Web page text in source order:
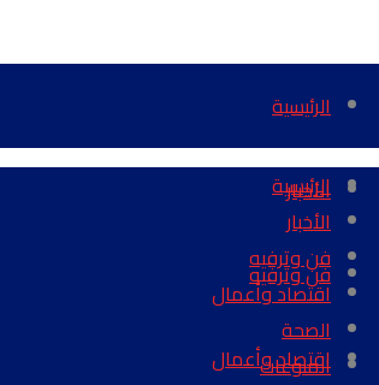
الرئيسية
الأخبار
فن وترفيه
اقتصاد وأعمال
الرئيسية
الأخبار
فن وترفيه
اقتصاد وأعمال
الصحة
المنوعات